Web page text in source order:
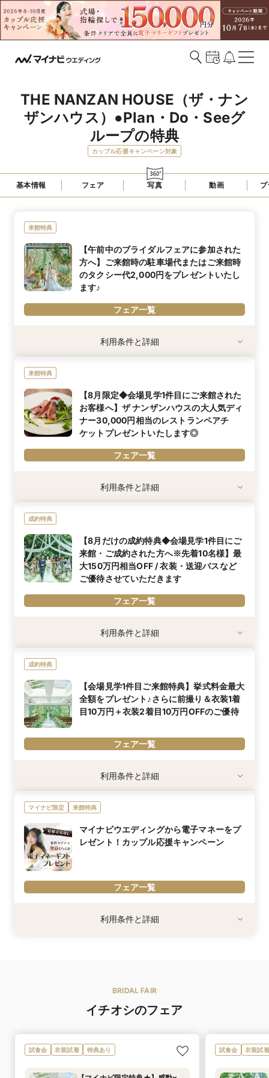
THE NANZAN HOUSE（ザ・ナン
ザンハウス）●Plan・Do・Seeグ
ループの特典
カップル応援キャンペーン対象
基本情報 フェア 写真 動画
来館特典
【午前中のブライダルフェアに参加された
方へ】ご来館時の駐車場代またはご来館時
のタクシー代2,000円をプレゼントいたし
ます♪
フェア一覧
内容詳細
午前中のブライダルフェアに参加された方へ、駐車場代またはご来
館時のタクシー代 2,000円までプレゼントいたします♪
※必ずスタッフへ領収書をお渡しください。
利用条件と詳細
来館特典
【8月限定◆会場見学1件目にご来館された
お客様へ】ザ ナンザンハウスの大人気ディ
ナー30,000円相当のレストランペアチ
ケットプレゼントいたします◎
フェア一覧
内容詳細
会場見学1件目にご来館されたお客様へ、ザ ナンザンハウスの大人
気ディナー30,000円相当のレストランペアチケットプレゼント致
します★
利用条件と詳細
成約特典
【8月だけの成約特典◆会場見学1件目にご
来館・ご成約された方へ※先着10名様】最
大150万円相当OFF / 衣装・送迎バスなど
ご優待させていただきます
フェア一覧
②衣装2着目10万円OFF
※上記ご成約特典は、時期・会場によって変動がございます
内容詳細
ご希望の日程につき最大150万円相当プレゼント※先着10名様
利用条件と詳細
成約特典
【会場見学1件目ご来館特典】挙式料金最大
全額をプレゼント♪さらに前撮り＆衣装1着
目10万円＋衣装2着目10万円OFFのご優待
フェア一覧
内容詳細
挙式料金最大全額をプレゼント！さらに前撮りプレゼント＋ 衣装1
着目10万円＆衣装2着目10万円OFF◎※はじめてのご見学で ザ ナン
ザンハウスをお選びいただいた方限定※内容は時期により変更にな
る場合がございます
利用条件と詳細
マイナビ限定 来館特典
マイナビウエディングから電子マネーをプ
レゼント！カップル応援キャンペーン
フェア一覧
※電子マネーは、マイナビウエディングからの特典です。式場での
お渡しはありません。
※カップル応援キャンペーンの規約を必ずご確認ください。
学・フェア参加予約やお問い合わせをしていただいた場合にのみ適
用されます。
利用条件と詳細
BRIDAL FAIR
イチオシのフェア
試食会 衣装試着 特典あり 試食会 衣装試着